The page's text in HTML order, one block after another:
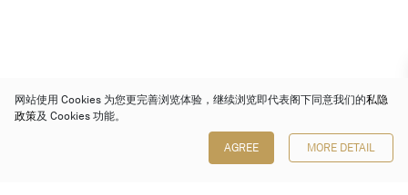
网站使用 Cookies 为您更完善浏览体验，继续浏览即代表阁下同意我们的私隐
政策及 Cookies 功能。
AGREE MORE DETAIL